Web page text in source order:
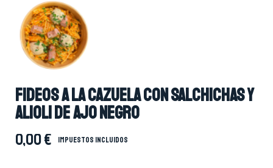
Fideos a la cazuela con salchichas y
alioli de ajo negro
0,00 € Impuestos incluidos